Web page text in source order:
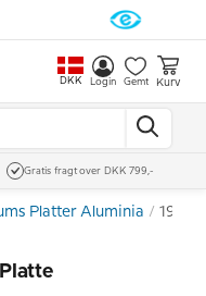
DKK Login Gemt Kurv
Gratis fragt over DKK 799,-
Platter Aluminia 1934